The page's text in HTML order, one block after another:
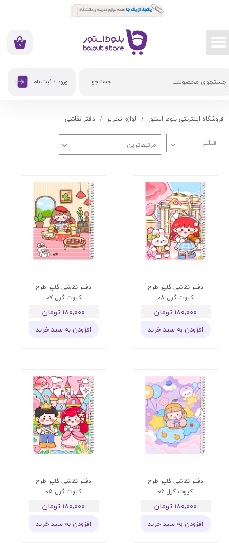
جستجو
۰
ورود / ثبت نام
حساب کاربری من
تغییر گذر واژه
فروشگاه اینترنتی بلوط استور لوازم تحریر دفتر نقاشی
مرتبط‌ترین
دفتر نقاشی گلپر طرح
کیوت گرل 08
۱۸۰,۰۰۰ تومان
افزودن به سبد خرید
دفتر نقاشی گلپر طرح
کیوت گرل 07
۱۸۰,۰۰۰ تومان
افزودن به سبد خرید
دفتر نقاشی گلپر طرح
کیوت گرل 06
۱۸۰,۰۰۰ تومان
افزودن به سبد خرید
دفتر نقاشی گلپر طرح
کیوت گرل 05
۱۸۰,۰۰۰ تومان
افزودن به سبد خرید